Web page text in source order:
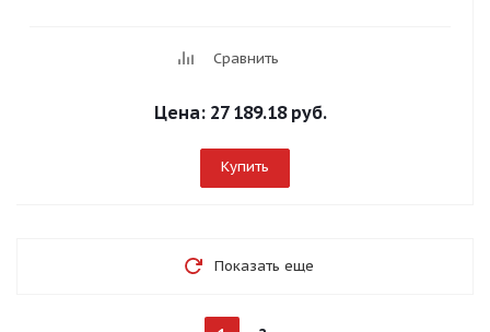
Сравнить
Цена: 27 189.18 руб.
Купить
Показать еще